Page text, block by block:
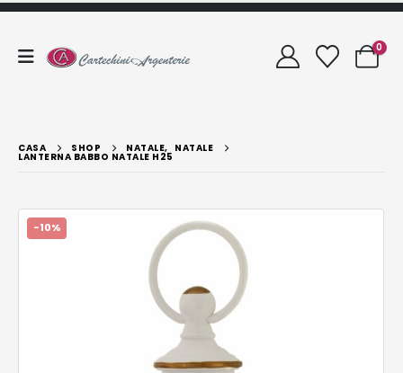
0
CASA SHOP NATALE, NATALE
LANTERNA BABBO NATALE H25
-10%